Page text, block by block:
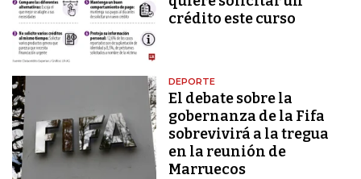
crédito este curso
DEPORTE
El debate sobre la
gobernanza de la Fifa
sobrevivirá a la tregua
en la reunión de
Marruecos